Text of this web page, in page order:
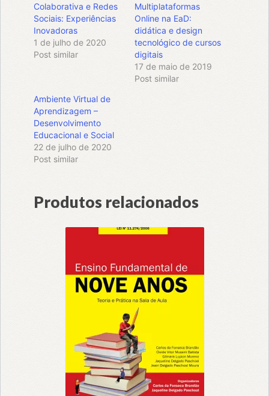
Colaborativa e Redes
Sociais: Experiências
Inovadoras
1 de julho de 2020
Post similar
Multiplataformas
Online na EaD:
didática e design
tecnológico de cursos
digitais
17 de maio de 2019
Post similar
Ambiente Virtual de
Aprendizagem –
Desenvolvimento
Educacional e Social
22 de julho de 2020
Post similar
Produtos relacionados